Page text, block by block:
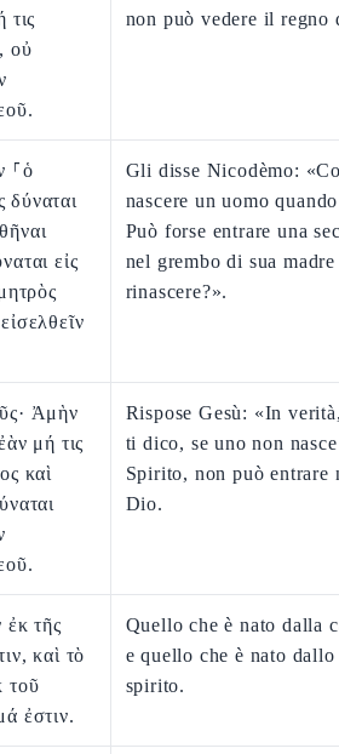
τις
οὐ
non può vedere il regno
⸀ὁ
εἰς
Gli disse Nicodèmo:
nascere un uomo
Può forse entrare una
nel grembo di sua madre
rinascere?».
Ἀμὴν
μή τις
καὶ
Rispose Gesù: «In
ti dico, se uno non
Spirito, non può entrare
Dio.
ἐκ τῆς
καὶ τὸ
τοῦ
ἐστιν.
Quello che è nato dalla
e quello che è nato
spirito.